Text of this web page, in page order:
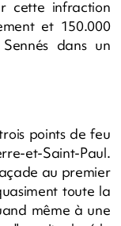
cette infraction
et 150.000
dans un
points de feu
et-Saint-Paul.
au premier
toute la
même à une